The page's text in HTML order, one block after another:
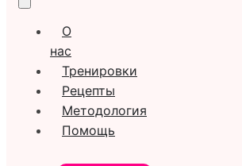
О
нас
Тренировки
Рецепты
Методология
Помощь